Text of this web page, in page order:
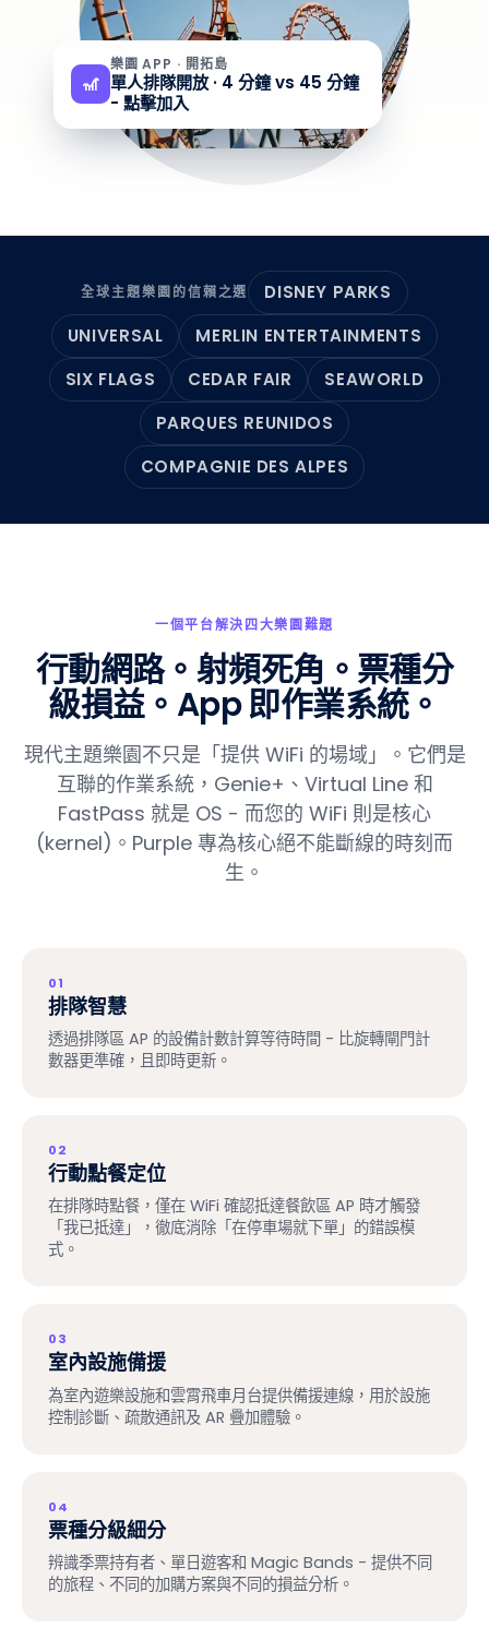
🎢
樂園 APP · 開拓島
單人排隊開放 · 4 分鐘 vs 45 分鐘
- 點擊加入
全球主題樂園的信賴之選
DISNEY PARKS
UNIVERSAL
MERLIN ENTERTAINMENTS
SIX FLAGS
CEDAR FAIR
SEAWORLD
PARQUES REUNIDOS
COMPAGNIE DES ALPES
一個平台解決四大樂園難題
行動網路。射頻死角。票種分
級損益。App 即作業系統。
現代主題樂園不只是「提供 WiFi 的場域」。它們是
互聯的作業系統，Genie+、Virtual Line 和
FastPass 就是 OS - 而您的 WiFi 則是核心
(kernel)。Purple 專為核心絕不能斷線的時刻而
生。
01
排隊智慧
透過排隊區 AP 的設備計數計算等待時間 - 比旋轉閘門計
數器更準確，且即時更新。
02
行動點餐定位
在排隊時點餐，僅在 WiFi 確認抵達餐飲區 AP 時才觸發
「我已抵達」，徹底消除「在停車場就下單」的錯誤模
式。
03
室內設施備援
為室內遊樂設施和雲霄飛車月台提供備援連線，用於設施
控制診斷、疏散通訊及 AR 疊加體驗。
04
票種分級細分
辨識季票持有者、單日遊客和 Magic Bands - 提供不同
的旅程、不同的加購方案與不同的損益分析。